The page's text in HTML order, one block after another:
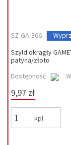
SZ-GA-306
Szyld okrągły
patyna/złoto
Dostępność
9,97 zł
kpl